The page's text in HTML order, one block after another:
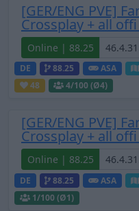
[GER/ENG PVE]
Crossplay + all
Online | 88.25
DE 88.25 ASA
48
4/100 (Ø4)
[GER/ENG PVE]
Crossplay + all
Online | 88.25
DE 88.25 ASA
1/100 (Ø1)